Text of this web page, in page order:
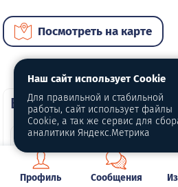
Посмотреть на карте
ВИП автомобили
Профиль Сообщения
Наш сайт использует Cookie
Для правильной и стабильной
работы, сайт использует файлы
Cookie, а так же сервис для
аналитики Яндекс.Метрика